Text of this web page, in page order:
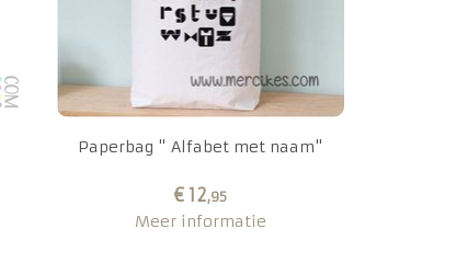
Paperbag " Alfabet met naam"
€ 12,95
Meer informatie